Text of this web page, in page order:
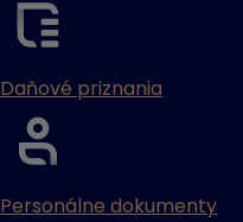
Daňové priznania
Personálne dokumenty